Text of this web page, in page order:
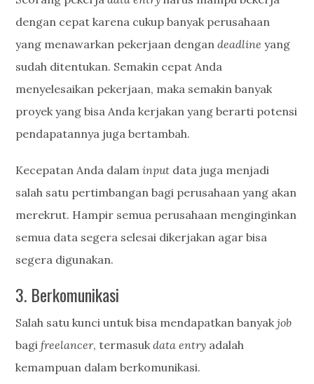
dengan cepat karena cukup banyak perusahaan
yang menawarkan pekerjaan dengandeadline yang
sudah ditentukan. Semakin cepat Anda
menyelesaikan pekerjaan, maka semakin banyak
proyek yang bisa Anda kerjakan yang berarti potensi
pendapatannya juga bertambah.
Kecepatan Anda dalaminput data juga menjadi
salah satu pertimbangan bagi perusahaan yang akan
merekrut. Hampir semua perusahaan menginginkan
semua data segera selesai dikerjakan agar bisa
segera digunakan.
3. Berkomunikasi
Salah satu kunci untuk bisa mendapatkan banyakjob
bagifreelancer, termasukdata entry adalah
kemampuan dalam berkomunikasi.